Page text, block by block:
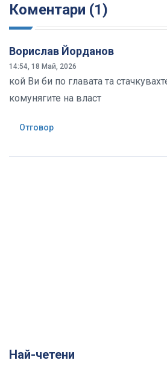
Коментари (1)
Ворислав Йорданов
14:54, 18 Май, 2026
кой Ви би по главата та
комунягите на власт
Отговор
Най-четени